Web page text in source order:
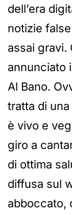
dell’era
notizie
assai gravi.
annunciato
Al Bano.
tratta di
è vivo e
giro a
di ottima
diffusa sul
abboccato,